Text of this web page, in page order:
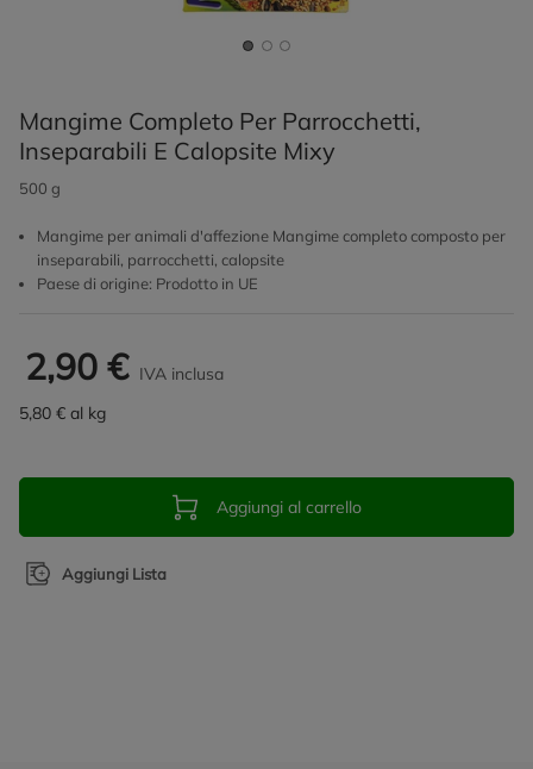
Mangime Completo Per Parrocchetti,
Inseparabili E Calopsite Mixy
500 g
Mangime per animali d'affezione Mangime completo composto per
inseparabili, parrocchetti, calopsite
Paese di origine: Prodotto in UE
2,90 € IVA inclusa
5,80 € al kg
Aggiungi al carrello
Aggiungi Lista